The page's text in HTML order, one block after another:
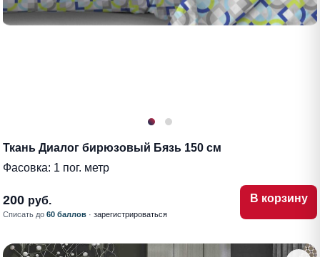
Ткань Диалог бирюзовый Бязь 150 см
Фасовка: 1 пог. метр
200 руб.
Списать до 60 баллов · зарегистрироваться
В корзину